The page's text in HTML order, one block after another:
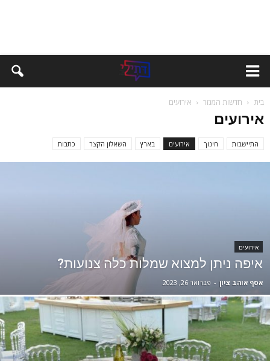
בית חדשות המגזר אירועים
אירועים
התיישבות חינוך אירועים בארץ השאלון הקצר כתבות
אירועים
איפה ניתן למצוא שמלות כלה צנועות?
אסף אוהב ציון - פברואר 26, 2023